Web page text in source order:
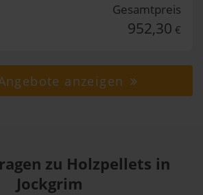
Gesamtpreis
952,30 €
anzeigen
zu Holzpellets in
Jockgrim